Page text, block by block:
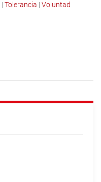
| Tolerancia | Voluntad